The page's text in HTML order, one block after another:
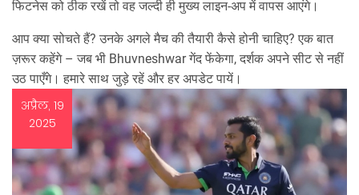
फिटनेस को ठीक रखें तो वह जल्दी ही मुख्य लाइन‑अप में वापस आएंगे।
आप क्या सोचते हैं? उनके अगले मैच की तैयारी कैसे होनी चाहिए? एक बात
ज़रूर कहेंगे – जब भी Bhuvneshwar गेंद फेंकेगा, दर्शक अपने सीट से नहीं
उठ पाएँगे। हमारे साथ जुड़े रहें और हर अपडेट पायें।
अप्रैल, 19
2025